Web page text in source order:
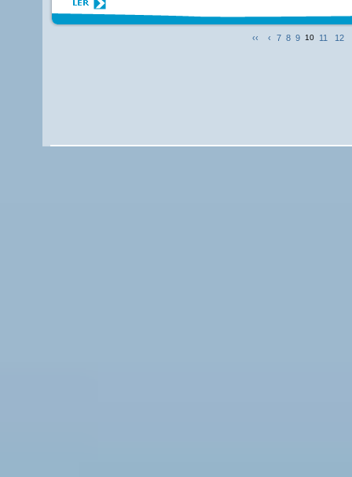
‹‹ ‹ 7 8 9 10 11 12